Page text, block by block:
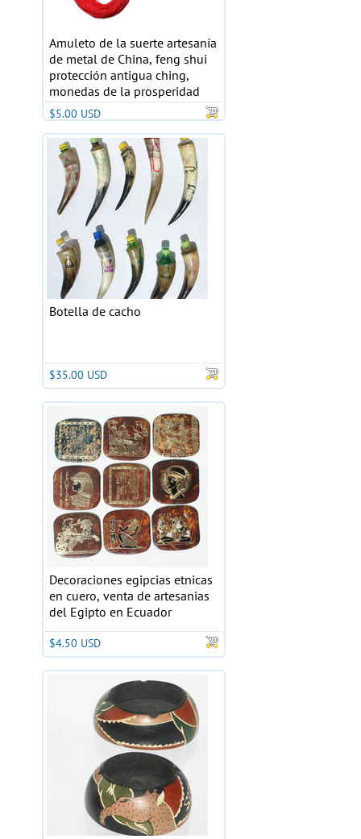
Amuleto de la suerte artesanía
de metal de China, feng shui
protección antigua ching,
monedas de la prosperidad
$5.00 USD
Botella de cacho
$35.00 USD
Decoraciones egipcias etnicas
en cuero, venta de artesanias
del Egipto en Ecuador
$4.50 USD